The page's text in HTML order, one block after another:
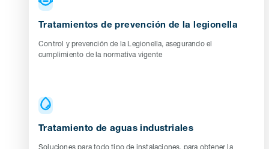
Tratamientos de prevención de la legionella
Control y prevención de la Legionella, asegurando el
cumplimiento de la normativa vigente
Tratamiento de aguas industriales
Soluciones para todo tipo de instalaciones, para obtener la